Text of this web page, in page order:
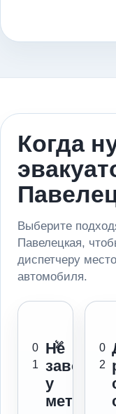
Когда
Выберите
Павелецкая,
диспетчеру
автомобиля.
0
1
Не
у
метро
0
2